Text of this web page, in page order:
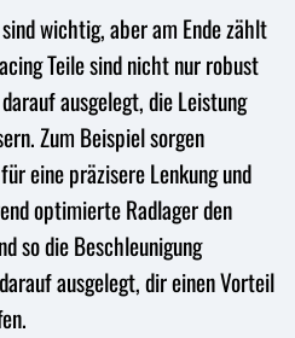
wichtig, aber am Ende zählt
Teile sind nicht nur robust
ausgelegt, die Leistung
Zum Beispiel sorgen
eine präzisere Lenkung und
optimierte Radlager den
so die Beschleunigung
ausgelegt, dir einen Vorteil